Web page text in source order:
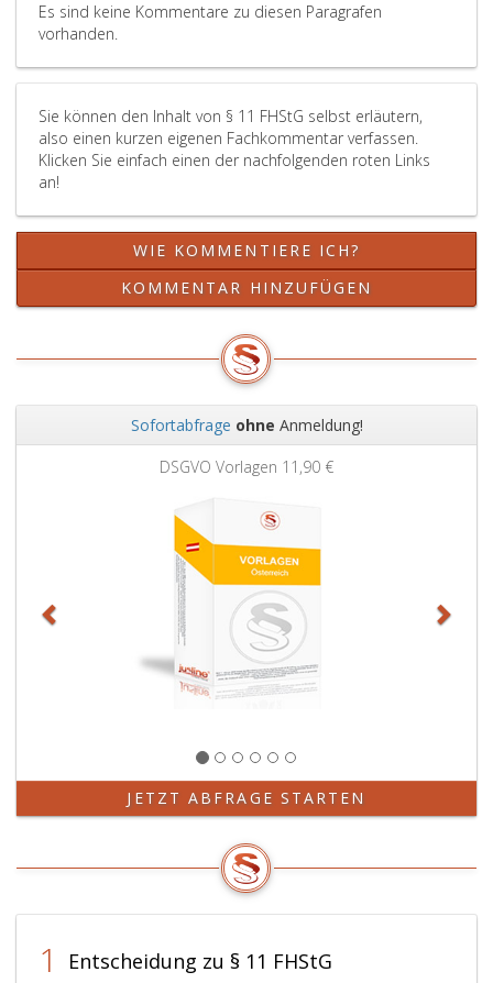
a,
Es sind keine Kommentare zu diesen Paragrafen
vorhanden.
Sie können den Inhalt von § 11 FHStG selbst erläutern,
also einen kurzen eigenen Fachkommentar verfassen.
Klicken Sie einfach einen der nachfolgenden roten Links
an!
WIE KOMMENTIERE ICH?
KOMMENTAR HINZUFÜGEN
Sofortabfrage ohne Anmeldung!
DSGVO Vorlagen 11,90 €
JETZT ABFRAGE STARTEN
1 Entscheidung zu § 11 FHStG